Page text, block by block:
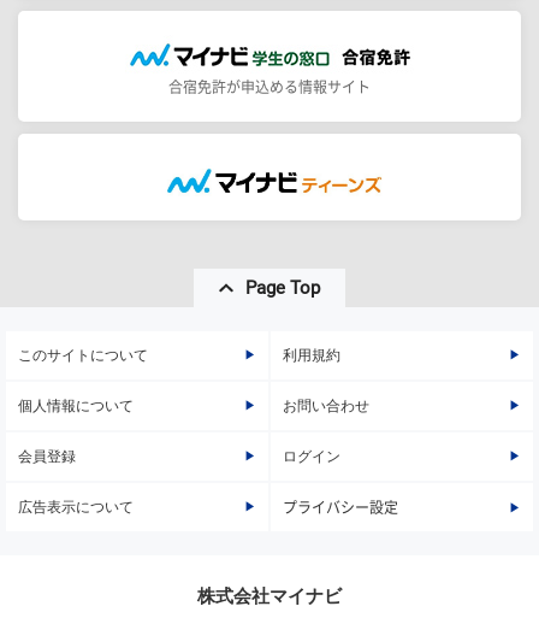
合宿免許が申込める情報サイト
Page Top
このサイトについて 利用規約
個人情報について お問い合わせ
会員登録 ログイン
広告表示について プライバシー設定
株式会社マイナビ